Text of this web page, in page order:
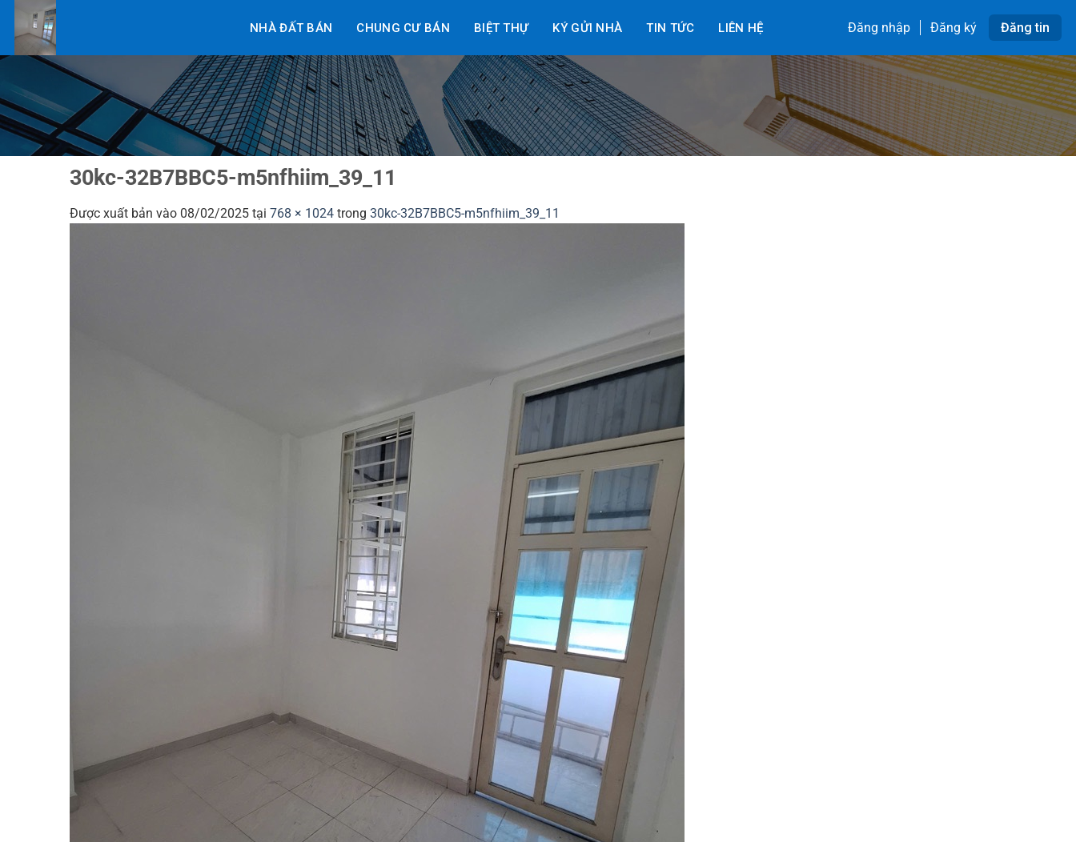
NHÀ ĐẤT BÁN CHUNG CƯ BÁN BIỆT THỰ KÝ GỬI NHÀ TIN TỨC LIÊN HỆ Đăng nhập Đăng ký Đăng tin
30kc-32B7BBC5-m5nfhiim_39_11
Được xuất bản vào 08/02/2025 tại 768 × 1024 trong 30kc-32B7BBC5-m5nfhiim_39_11